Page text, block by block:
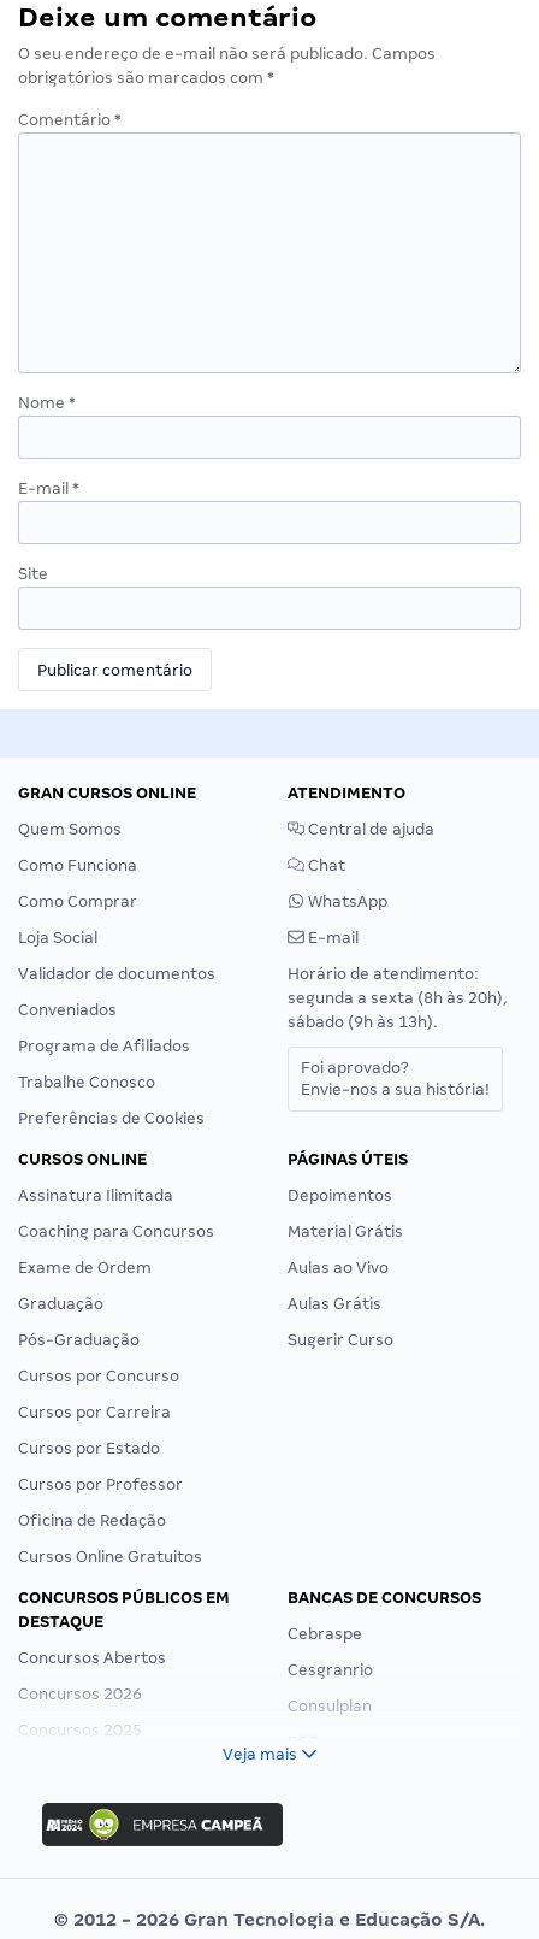
Deixe um comentário
O seu endereço de e-mail não será publicado. Campos
obrigatórios são marcados com *
Comentário *
Nome *
E-mail *
Site
GRAN CURSOS ONLINE
Quem Somos
Como Funciona
Como Comprar
Loja Social
Validador de documentos
Conveniados
Programa de Afiliados
Trabalhe Conosco
Preferências de Cookies
ATENDIMENTO
Central de ajuda
Chat
WhatsApp
E-mail
Horário de atendimento:
segunda a sexta (8h às 20h),
sábado (9h às 13h).
Foi aprovado?
Envie-nos a sua história!
CURSOS ONLINE
Assinatura Ilimitada
Coaching para Concursos
Exame de Ordem
Graduação
Pós-Graduação
Cursos por Concurso
Cursos por Carreira
Cursos por Estado
Cursos por Professor
Oficina de Redação
Cursos Online Gratuitos
PÁGINAS ÚTEIS
Depoimentos
Material Grátis
Aulas ao Vivo
Aulas Grátis
Sugerir Curso
CONCURSOS PÚBLICOS EM
DESTAQUE
Concursos Abertos
Concursos 2026
Concursos 2025
Concurso Ibama
Concurso MPU
Editais publicados
BANCAS DE CONCURSOS
Cebraspe
Cesgranrio
Consulplan
Vunesp
Veja mais
© 2012 - 2026 Gran Tecnologia e Educação S/A.